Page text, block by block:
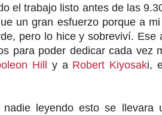
el trabajo listo antes de las
un gran esfuerzo porque a
pero lo hice y sobreviví.
para poder dedicar cada vez
Hill y a Robert Kiyosaki,
leyendo esto se llevara